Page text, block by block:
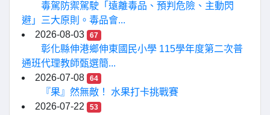
毒駕防禦駕駛「遠離毒品、預判危險、主動閃
避」三大原則。毒品會...
2026-08-03
67
彰化縣伸港鄉伸東國民小學 115學年度第二次普
通班代理教師甄選簡...
2026-07-08
64
『果』然無敵！ 水果打卡挑戰賽
2026-07-22
53